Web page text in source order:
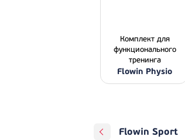
Комплект для
функционального
тренинга
Flowin Physio
Flowin Sport